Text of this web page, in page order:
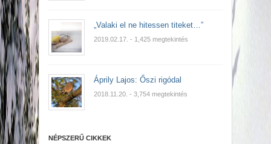
„Valaki el ne hitessen titeket…”
2019.02.17. - 1,425 megtekintés
Áprily Lajos: Őszi rigódal
2018.11.20. - 3,754 megtekintés
NÉPSZERŰ CIKKEK